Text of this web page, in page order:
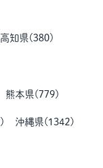
高知県(380)
熊本県( 779)
) 沖縄県( 1342 )